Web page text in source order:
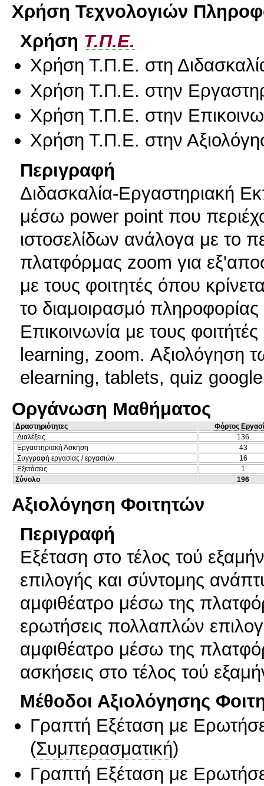
Χρήση Τεχνολογιών
Χρήση Τ.Π.Ε.
Χρήση Τ.Π.Ε. στη
Χρήση Τ.Π.Ε. στην
Χρήση Τ.Π.Ε. στην
Χρήση Τ.Π.Ε. στην
Περιγραφή
Διδασκαλία-Εργαστηριακή
μέσω power point που
ιστοσελίδων ανάλογα με το
πλατφόρμας zoom για
με τους φοιτητές όπου
το διαμοιρασμό
Επικοινωνία με τους
learning, zoom. Αξιολόγηση
elearning, tablets, quiz
Οργάνωση Μαθήματος
Δραστηριότητες
Φόρτος
Διαλέξεις
136
Εργαστηριακή Άσκηση
43
Συγγραφή εργασίας / εργασιών
16
Εξετάσεις
1
Σύνολο
196
Αξιολόγηση Φοιτητών
Περιγραφή
Eξέταση στο τέλος τού
επιλογής και σύντομης
αμφιθέατρο μέσω της
ερωτήσεις πολλαπλών
αμφιθέατρο μέσω της
ασκήσεις στο τέλος τού
Μέθοδοι Αξιολόγησης
Γραπτή Εξέταση με
(Συμπερασματική)
Γραπτή Εξέταση με